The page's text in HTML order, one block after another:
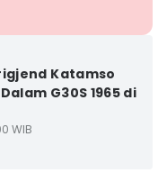
Katamso
G30S 1965 di
WIB